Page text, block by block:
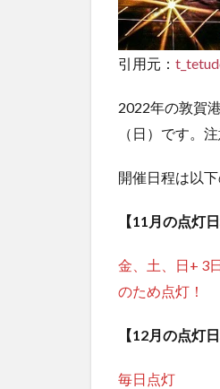
細ま
とめ
引用元：
2022年の敦賀
（日）です。
開催日程は以
【11月の点灯日
金、土、日+ 3
のため点灯！
【12月の点灯日
毎日点灯